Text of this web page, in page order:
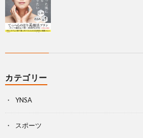
カテゴリー
YNSA
スポーツ